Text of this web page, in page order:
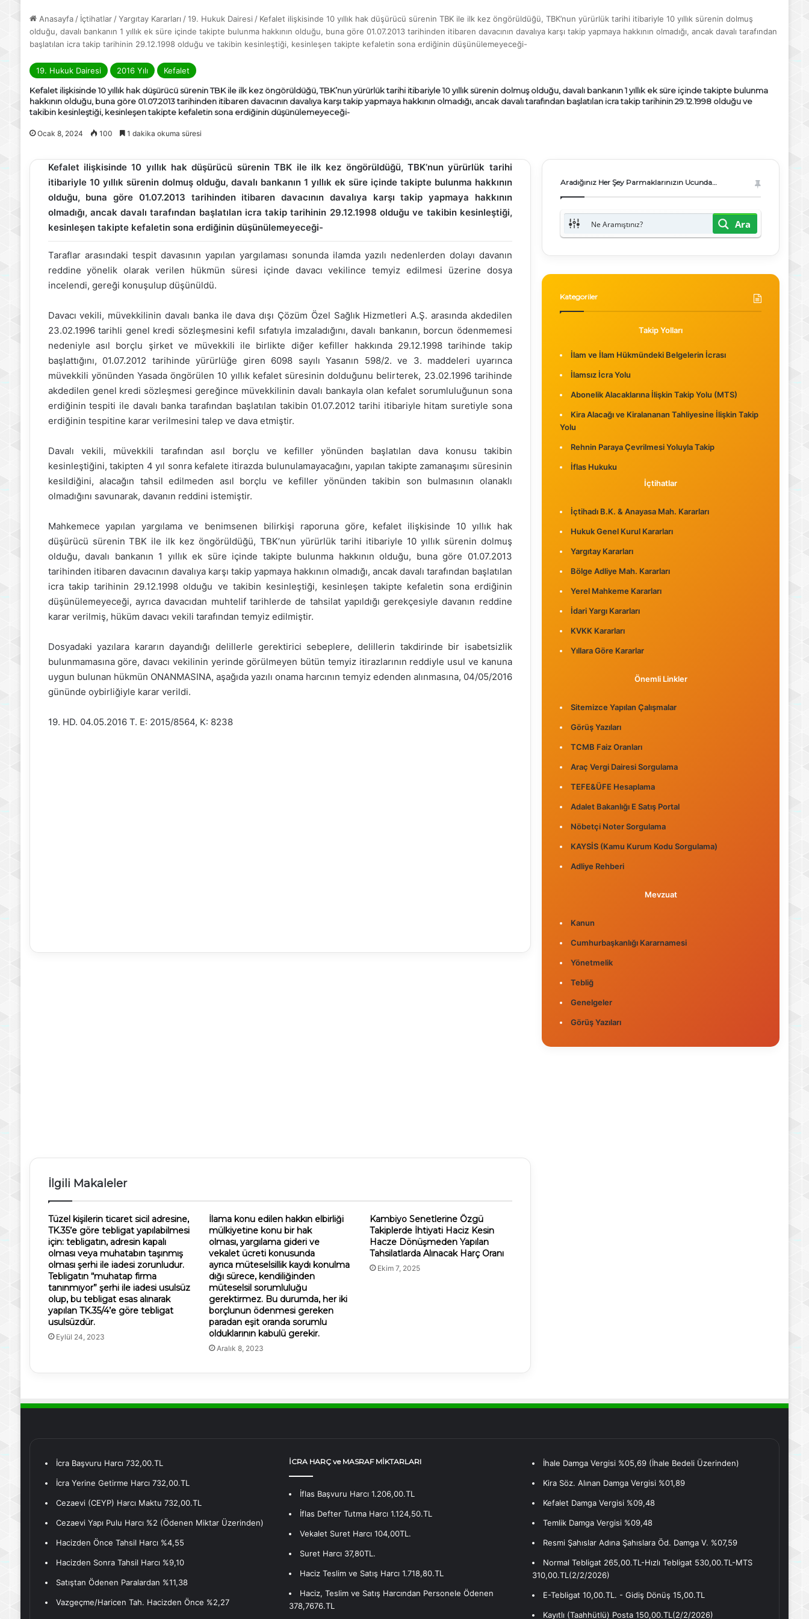
Anasayfa / İçtihatlar / Yargıtay Kararları / 19. Hukuk Dairesi / Kefalet ilişkisinde 10 yıllık hak düşürücü sürenin TBK ile ilk kez öngörüldüğü, TBK’nun yürürlük tarihi itibariyle 10 yıllık sürenin dolmuş
olduğu, davalı bankanın 1 yıllık ek süre içinde takipte bulunma hakkının olduğu, buna göre 01.07.2013 tarihinden itibaren davacının davalıya karşı takip yapmaya hakkının olmadığı, ancak davalı tarafından
başlatılan icra takip tarihinin 29.12.1998 olduğu ve takibin kesinleştiği, kesinleşen takipte kefaletin sona erdiğinin düşünülemeyeceği-
19. Hukuk Dairesi 2016 Yılı Kefalet
Kefalet ilişkisinde 10 yıllık hak düşürücü sürenin TBK ile ilk kez öngörüldüğü, TBK’nun yürürlük tarihi itibariyle 10 yıllık sürenin dolmuş olduğu, davalı bankanın 1 yıllık ek süre içinde takipte bulunma
hakkının olduğu, buna göre 01.07.2013 tarihinden itibaren davacının davalıya karşı takip yapmaya hakkının olmadığı, ancak davalı tarafından başlatılan icra takip tarihinin 29.12.1998 olduğu ve
takibin kesinleştiği, kesinleşen takipte kefaletin sona erdiğinin düşünülemeyeceği-
Ocak 8, 2024 100 1 dakika okuma süresi
Kefalet ilişkisinde 10 yıllık hak düşürücü sürenin TBK ile ilk kez öngörüldüğü, TBK’nun yürürlük tarihi
itibariyle 10 yıllık sürenin dolmuş olduğu, davalı bankanın 1 yıllık ek süre içinde takipte bulunma hakkının
olduğu, buna göre 01.07.2013 tarihinden itibaren davacının davalıya karşı takip yapmaya hakkının
olmadığı, ancak davalı tarafından başlatılan icra takip tarihinin 29.12.1998 olduğu ve takibin kesinleştiği,
kesinleşen takipte kefaletin sona erdiğinin düşünülemeyeceği-
Taraflar arasındaki tespit davasının yapılan yargılaması sonunda ilamda yazılı nedenlerden dolayı davanın
reddine yönelik olarak verilen hükmün süresi içinde davacı vekilince temyiz edilmesi üzerine dosya
incelendi, gereği konuşulup düşünüldü.
Davacı vekili, müvekkilinin davalı banka ile dava dışı Çözüm Özel Sağlık Hizmetleri A.Ş. arasında akdedilen
23.02.1996 tarihli genel kredi sözleşmesini kefil sıfatıyla imzaladığını, davalı bankanın, borcun ödenmemesi
nedeniyle asıl borçlu şirket ve müvekkili ile birlikte diğer kefiller hakkında 29.12.1998 tarihinde takip
başlattığını, 01.07.2012 tarihinde yürürlüğe giren 6098 sayılı Yasanın 598/2. ve 3. maddeleri uyarınca
müvekkili yönünden Yasada öngörülen 10 yıllık kefalet süresinin dolduğunu belirterek, 23.02.1996 tarihinde
akdedilen genel kredi sözleşmesi gereğince müvekkilinin davalı bankayla olan kefalet sorumluluğunun sona
erdiğinin tespiti ile davalı banka tarafından başlatılan takibin 01.07.2012 tarihi itibariyle hitam suretiyle sona
erdiğinin tespitine karar verilmesini talep ve dava etmiştir.
Davalı vekili, müvekkili tarafından asıl borçlu ve kefiller yönünden başlatılan dava konusu takibin
kesinleştiğini, takipten 4 yıl sonra kefalete itirazda bulunulamayacağını, yapılan takipte zamanaşımı süresinin
kesildiğini, alacağın tahsil edilmeden asıl borçlu ve kefiller yönünden takibin son bulmasının olanaklı
olmadığını savunarak, davanın reddini istemiştir.
Mahkemece yapılan yargılama ve benimsenen bilirkişi raporuna göre, kefalet ilişkisinde 10 yıllık hak
düşürücü sürenin TBK ile ilk kez öngörüldüğü, TBK’nun yürürlük tarihi itibariyle 10 yıllık sürenin dolmuş
olduğu, davalı bankanın 1 yıllık ek süre içinde takipte bulunma hakkının olduğu, buna göre 01.07.2013
tarihinden itibaren davacının davalıya karşı takip yapmaya hakkının olmadığı, ancak davalı tarafından başlatılan
icra takip tarihinin 29.12.1998 olduğu ve takibin kesinleştiği, kesinleşen takipte kefaletin sona erdiğinin
düşünülemeyeceği, ayrıca davacıdan muhtelif tarihlerde de tahsilat yapıldığı gerekçesiyle davanın reddine
karar verilmiş, hüküm davacı vekili tarafından temyiz edilmiştir.
Dosyadaki yazılara kararın dayandığı delillerle gerektirici sebeplere, delillerin takdirinde bir isabetsizlik
bulunmamasına göre, davacı vekilinin yerinde görülmeyen bütün temyiz itirazlarının reddiyle usul ve kanuna
uygun bulunan hükmün ONANMASINA, aşağıda yazılı onama harcının temyiz edenden alınmasına, 04/05/2016
gününde oybirliğiyle karar verildi.
19. HD. 04.05.2016 T. E: 2015/8564, K: 8238
İlgili Makaleler
Tüzel kişilerin ticaret sicil adresine,
TK.35’e göre tebligat yapılabilmesi
için: tebligatın, adresin kapalı
olması veya muhatabın taşınmış
olması şerhi ile iadesi zorunludur.
Tebligatın “muhatap firma
tanınmıyor” şerhi ile iadesi usulsüz
olup, bu tebligat esas alınarak
yapılan TK.35/4’e göre tebligat
usulsüzdür.
Eylül 24, 2023
İlama konu edilen hakkın elbirliği
mülkiyetine konu bir hak
olması, yargılama gideri ve
vekalet ücreti konusunda
ayrıca müteselsillik kaydı konulma
dığı sürece, kendiliğinden
müteselsil sorumluluğu
gerektirmez. Bu durumda, her iki
borçlunun ödenmesi gereken
paradan eşit oranda sorumlu
olduklarının kabulü gerekir.
Aralık 8, 2023
Kambiyo Senetlerine Özgü
Takiplerde İhtiyati Haciz Kesin
Hacze Dönüşmeden Yapılan
Tahsilatlarda Alınacak Harç Oranı
Ekim 7, 2025
Aradığınız Her Şey Parmaklarınızın Ucunda…
Ara
Kategoriler
Takip Yolları
İlam ve İlam Hükmündeki Belgelerin İcrası
İlamsız İcra Yolu
Abonelik Alacaklarına İlişkin Takip Yolu (MTS)
Kira Alacağı ve Kiralananan Tahliyesine İlişkin Takip
Yolu
Rehnin Paraya Çevrilmesi Yoluyla Takip
İflas Hukuku
İçtihatlar
İçtihadı B.K. & Anayasa Mah. Kararları
Hukuk Genel Kurul Kararları
Yargıtay Kararları
Bölge Adliye Mah. Kararları
Yerel Mahkeme Kararları
İdari Yargı Kararları
KVKK Kararları
Yıllara Göre Kararlar
Önemli Linkler
Sitemizce Yapılan Çalışmalar
Görüş Yazıları
TCMB Faiz Oranları
Araç Vergi Dairesi Sorgulama
TEFE&ÜFE Hesaplama
Adalet Bakanlığı E Satış Portal
Nöbetçi Noter Sorgulama
KAYSİS (Kamu Kurum Kodu Sorgulama)
Adliye Rehberi
Mevzuat
Kanun
Cumhurbaşkanlığı Kararnamesi
Yönetmelik
Tebliğ
Genelgeler
Görüş Yazıları
İcra Başvuru Harcı 732,00.TL
İcra Yerine Getirme Harcı 732,00.TL
Cezaevi (CEYP) Harcı Maktu 732,00.TL
Cezaevi Yapı Pulu Harcı %2 (Ödenen Miktar Üzerinden)
Hacizden Önce Tahsil Harcı %4,55
Hacizden Sonra Tahsil Harcı %9,10
Satıştan Ödenen Paralardan %11,38
Vazgeçme/Haricen Tah. Hacizden Önce %2,27
İCRA HARÇ ve MASRAF MİKTARLARI
İflas Başvuru Harcı 1.206,00.TL
İflas Defter Tutma Harcı 1.124,50.TL
Vekalet Suret Harcı 104,00TL.
Suret Harcı 37,80TL.
Haciz Teslim ve Satış Harcı 1.718,80.TL
Haciz, Teslim ve Satış Harcından Personele Ödenen
378,7676.TL
İhale Damga Vergisi %05,69 (İhale Bedeli Üzerinden)
Kira Söz. Alınan Damga Vergisi %01,89
Kefalet Damga Vergisi %09,48
Temlik Damga Vergisi %09,48
Resmi Şahıslar Adına Şahıslara Öd. Damga V. %07,59
Normal Tebligat 265,00.TL-Hızlı Tebligat 530,00.TL-MTS
310,00.TL(2/2/2026)
E-Tebligat 10,00.TL. - Gidiş Dönüş 15,00.TL
Kayıtlı (Taahhütlü) Posta 150,00.TL(2/2/2026)